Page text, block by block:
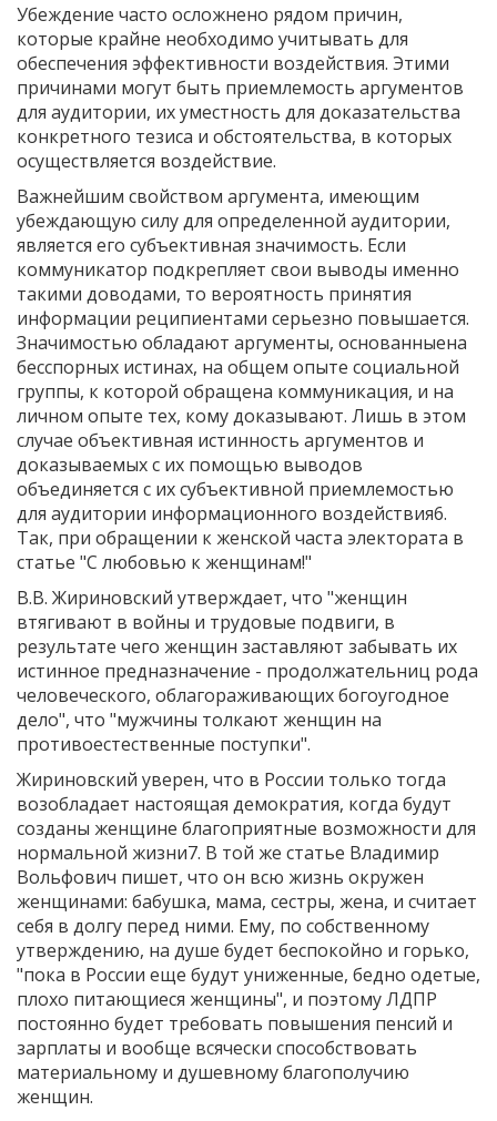
Убеждение часто осложнено рядом причин,
которые крайне необходимо учитывать для
обеспечения эффективности воздействия. Этими
причинами могут быть приемлемость аргументов
для аудитории, их уместность для доказательства
конкретного тезиса и обстоятельства, в которых
осуществляется воздействие.
Важнейшим свойством аргумента, имеющим
убеждающую силу для определенной аудитории,
является его субъективная значимость. Если
коммуникатор подкрепляет свои выводы именно
такими доводами, то вероятность принятия
информации реципиентами серьезно повышается.
Значимостью обладают аргументы, основанныена
бесспорных истинах, на общем опыте социальной
группы, к которой обращена коммуникация, и на
личном опыте тех, кому доказывают. Лишь в этом
случае объективная истинность аргументов и
доказываемых с их помощью выводов
объединяется с их субъективной приемлемостью
для аудитории информационного воздействия6.
Так, при обращении к женской часта электората в
статье "С любовью к женщинам!"
В.В. Жириновский утверждает, что "женщин
втягивают в войны и трудовые подвиги, в
результате чего женщин заставляют забывать их
истинное предназначение - продолжательниц рода
человеческого, облагораживающих богоугодное
дело", что "мужчины толкают женщин на
противоестественные поступки".
Жириновский уверен, что в России только тогда
возобладает настоящая демократия, когда будут
созданы женщине благоприятные возможности для
нормальной жизни7. В той же статье Владимир
Вольфович пишет, что он всю жизнь окружен
женщинами: бабушка, мама, сестры, жена, и считает
себя в долгу перед ними. Ему, по собственному
утверждению, на душе будет беспокойно и горько,
"пока в России еще будут униженные, бедно одетые,
плохо питающиеся женщины", и поэтому ЛДПР
постоянно будет требовать повышения пенсий и
зарплаты и вообще всячески способствовать
материальному и душевному благополучию
женщин.